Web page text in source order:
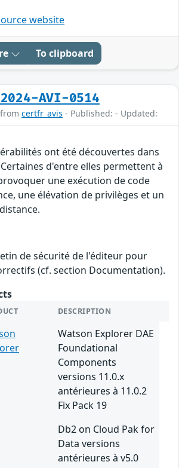
website
To clipboard
2024-AVI-0514
certfr_avis - Published: - Updated:
ont été découvertes dans
d'entre elles permettent à
une exécution de code
une élévation de privilèges et un
de sécurité de l'éditeur pour
(cf. section Documentation).
DESCRIPTION
Watson Explorer DAE
Foundational
Components
versions 11.0.x
antérieures à 11.0.2
Fix Pack 19
Db2 on Cloud Pak for
Data versions
antérieures à v5.0